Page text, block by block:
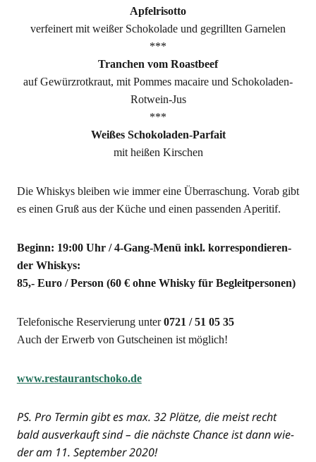
Apfel­ri­sot­to
ver­fei­nert mit wei­ßer Scho­ko­la­de und gegrill­ten Garnelen
***
Tran­chen vom Roastbeef
auf Gewürz­rot­kraut, mit Pom­mes macai­re und Schokoladen-
Rotwein-Jus
***
Wei­ßes Schokoladen-Parfait
mit hei­ßen Kirschen
Die Whis­kys blei­ben wie immer eine Über­ra­schung. Vor­ab gibt
es einen Gruß aus der Küche und einen pas­sen­den Aperitif.
Beginn: 19:00 Uhr /4‑Gang-Menü inkl. kor­re­spon­die­ren­
der Whiskys:
85,- Euro / Per­son (60 € ohne Whis­ky für Begleitpersonen)
Tele­fo­ni­sche Reser­vie­rung unter0721 / 51 05 35
Auch der Erwerb von Gut­schei­nen ist möglich!
www.restaurantschoko.de
PS. Pro Ter­min gibt es max. 32 Plät­ze, die meist recht
bald aus­ver­kauft sind – die nächs­te Chan­ce ist dann wie­
der am 11. Sep­tem­ber 2020!